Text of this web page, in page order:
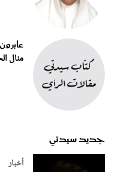
منال
جديد سيدتي
أخبار